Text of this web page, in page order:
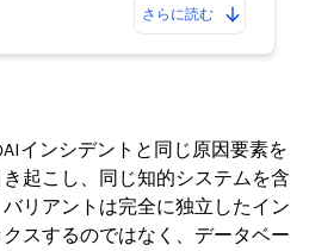
さらに読む
AIインシデントと同じ原因要素を
起こし、同じ知的システムを含
リアントは完全に独立したイン
スするのではなく、データベー